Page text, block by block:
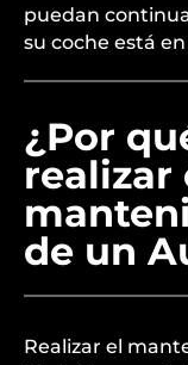
puedan
su coche está
¿Por
realizar
de un
Realizar el